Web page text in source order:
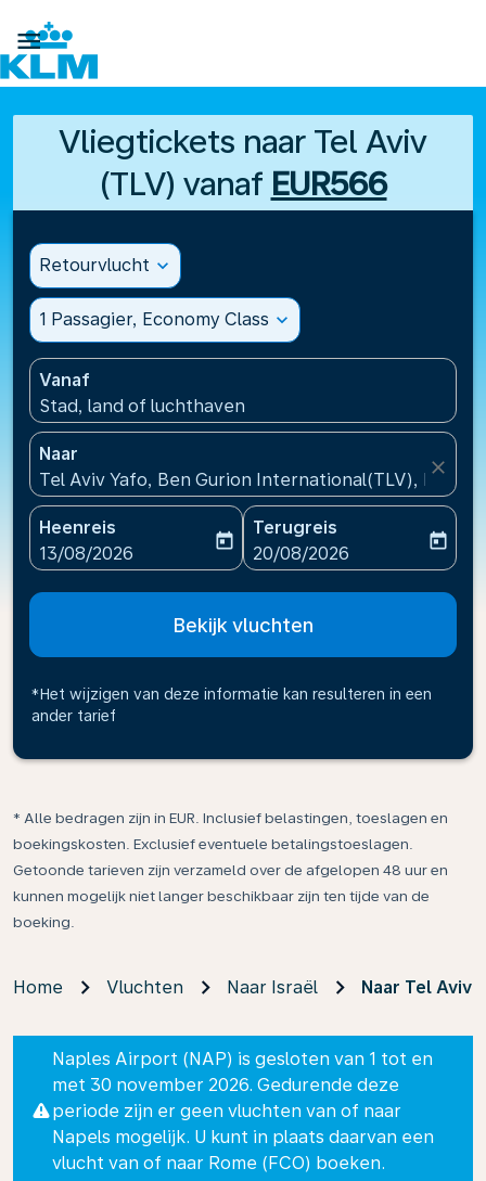

Vliegtickets naar Tel Aviv
(TLV) vanaf EUR566
Retourvlucht expand_more
1 Passagier, Economy Class expand_more
Vanaf
Stad, land of luchthaven
Naar
Tel Aviv Yafo, Ben Gurion International(TLV), Israël
close
Heenreis
fc-booking-departure-date-aria-label
13/08/2026
today
Terugreis
fc-booking-return-date-
20/08/2026
today
Bekijk vluchten
*Het wijzigen van deze informatie kan resulteren in een
ander tarief
* Alle bedragen zijn in EUR. Inclusief belastingen, toeslagen en
boekingskosten. Exclusief eventuele betalingstoeslagen.
Getoonde tarieven zijn verzameld over de afgelopen 48 uur en
kunnen mogelijk niet langer beschikbaar zijn ten tijde van de
boeking.
Home Vluchten Naar Israël Naar Tel Aviv
Naples Airport (NAP) is gesloten van 1 tot en
met 30 november 2026. Gedurende deze
periode zijn er geen vluchten van of naar
Napels mogelijk. U kunt in plaats daarvan een
vlucht van of naar Rome (FCO) boeken.